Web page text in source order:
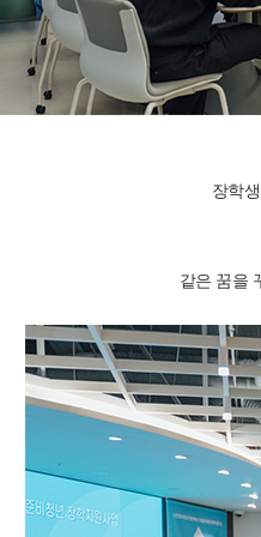
장학
같은 꿈을